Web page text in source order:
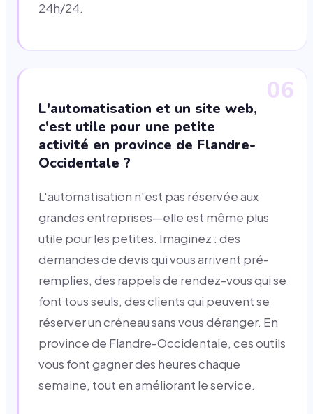
24h/24.
06
L'automatisation et un site web,
c'est utile pour une petite
activité en province de Flandre-
Occidentale ?
L'automatisation n'est pas réservée aux
grandes entreprises—elle est même plus
utile pour les petites. Imaginez : des
demandes de devis qui vous arrivent pré-
remplies, des rappels de rendez-vous qui se
font tous seuls, des clients qui peuvent se
réserver un créneau sans vous déranger. En
province de Flandre-Occidentale, ces outils
vous font gagner des heures chaque
semaine, tout en améliorant le service.